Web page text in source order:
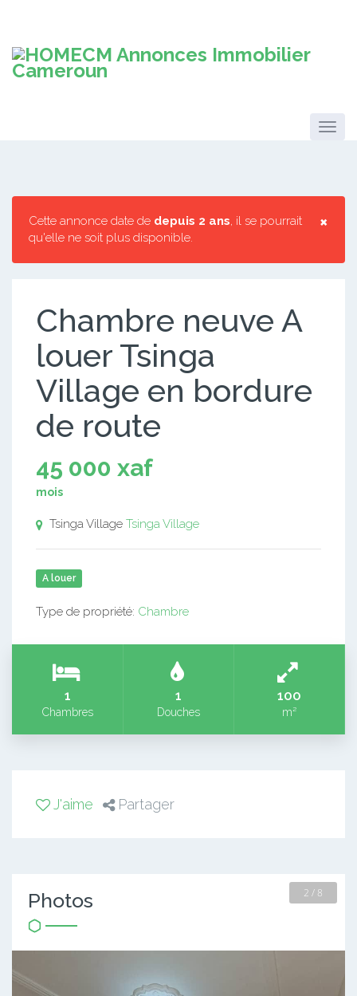
×
Cette annonce date de depuis 2 ans, il se pourrait
qu'elle ne soit plus disponible.
Chambre neuve A
louer Tsinga
Village en bordure
de route
45 000 xaf
mois
Tsinga Village Tsinga Village
A louer
Type de propriété: Chambre
1
Chambres
1
Douches
100
m²
J'aime Partager
Photos 2 / 8